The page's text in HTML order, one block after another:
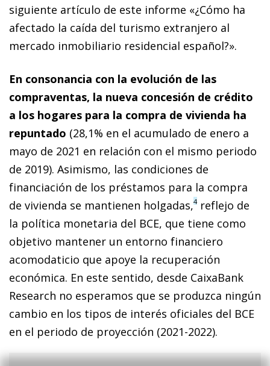
siguiente artículo de este informe «¿Cómo ha
afectado la caída del turismo extranjero al
mercado inmobiliario residencial español?».
En consonancia con la evolución de las
compraventas, la nueva concesión de crédito
a los hogares para la compra de vivienda ha
repuntado (28,1% en el acumulado de enero a
mayo de 2021 en relación con el mismo periodo
de 2019). Asimismo, las condiciones de
financiación de los préstamos para la compra
de vivienda se mantienen holgadas,4reflejo de
la política monetaria del BCE, que tiene como
objetivo mantener un entorno financiero
acomodaticio que apoye la recuperación
económica. En este sentido, desde CaixaBank
Research no esperamos que se produzca ningún
cambio en los tipos de interés oficiales del BCE
en el periodo de proyección (2021-2022).